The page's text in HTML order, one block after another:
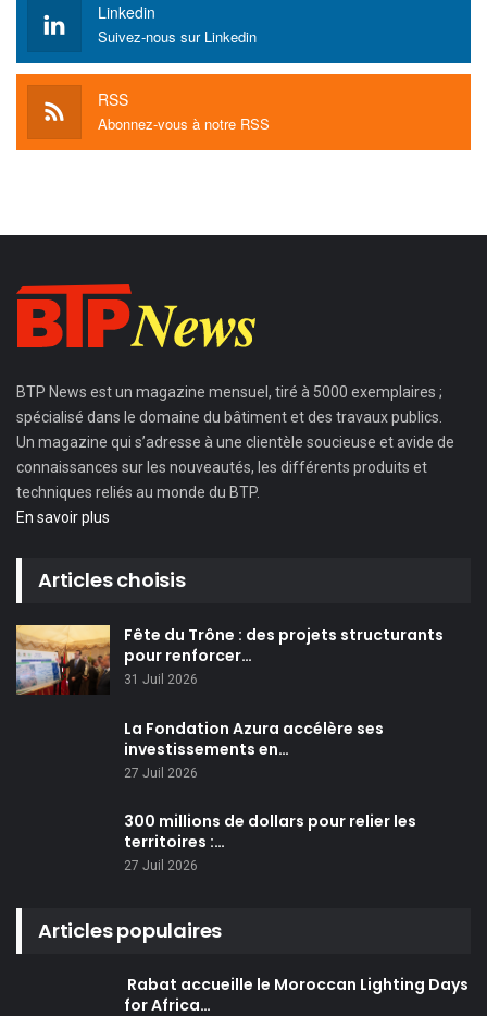
Linkedin
Suivez-nous sur Linkedin
RSS
Abonnez-vous à notre RSS
BTP News est un magazine mensuel, tiré à 5000 exemplaires ;
spécialisé dans le domaine du bâtiment et des travaux publics.
Un magazine qui s’adresse à une clientèle soucieuse et avide de
connaissances sur les nouveautés, les différents produits et
techniques reliés au monde du BTP.
En savoir plus
Articles choisis
Fête du Trône : des projets structurants
pour renforcer…
31 Juil 2026
La Fondation Azura accélère ses
investissements en…
27 Juil 2026
300 millions de dollars pour relier les
territoires :…
27 Juil 2026
Articles populaires
Rabat accueille le Moroccan Lighting Days
for Africa…